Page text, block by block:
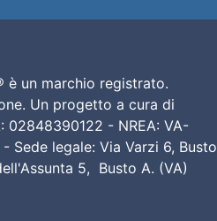
è un marchio registrato.
Un progetto a cura di
02848390122 - NREA: VA-
Sede legale: Via Varzi 6, Busto
5, Busto A. (VA)